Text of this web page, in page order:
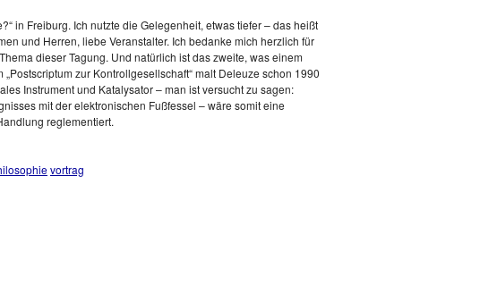
in Freiburg. Ich nutzte die Gelegenheit, etwas tiefer – das heißt
und Herren, liebe Veranstalter. Ich bedanke mich herzlich für
dieser Tagung. Und natürlich ist das zweite, was einem
zur Kontrollgesellschaft“ malt Deleuze schon 1990
Instrument und Katalysator – man ist versucht zu sagen:
mit der elektronischen Fußfessel – wäre somit eine
reglementiert.
vortrag